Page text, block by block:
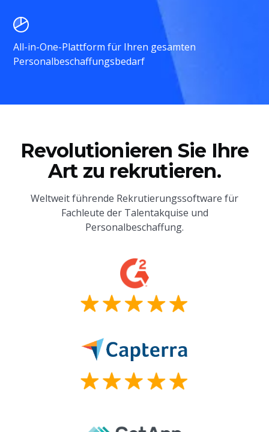
All-in-One-Plattform für Ihren gesamten
Personalbeschaffungsbedarf
Revolutionieren Sie Ihre
Art zu rekrutieren.
Weltweit führende Rekrutierungssoftware für
Fachleute der Talentakquise und
Personalbeschaffung.